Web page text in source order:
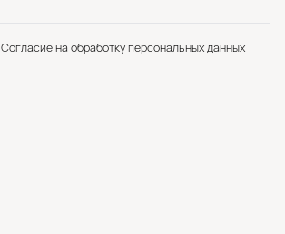
Согласие на обработку персональных данных